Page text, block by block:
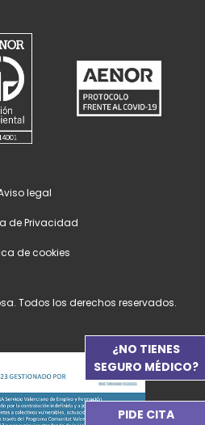
Todos los derechos reservados.
legal
de Privacidad
de cookies
¿NO TIENES
SEGURO MÉDICO?
PIDE CITA